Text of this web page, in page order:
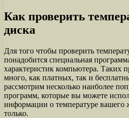
Как проверить
диска
Для того чтобы проверить
понадобится специальная
характеристик компьютера. Таких
много, как платных, так и
рассмотрим несколько наиболее
программ, которые вы можете
информации о температуре вашего
только.